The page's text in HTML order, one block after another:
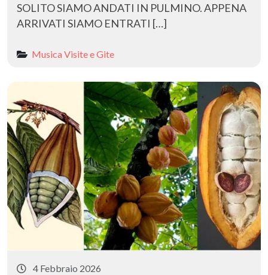
SOLITO SIAMO ANDATI IN PULMINO. APPENA
ARRIVATI SIAMO ENTRATI […]
Musica Visite e Gite
4 Febbraio 2026